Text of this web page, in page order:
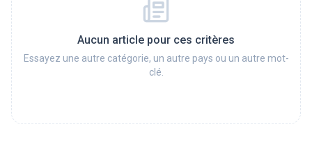
Aucun article pour ces critères
Essayez une autre catégorie, un autre pays ou un autre mot-
clé.